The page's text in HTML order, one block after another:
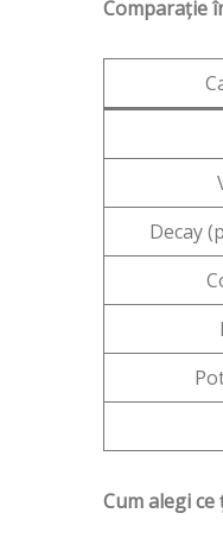
Comparație
Decay
Cum alegi